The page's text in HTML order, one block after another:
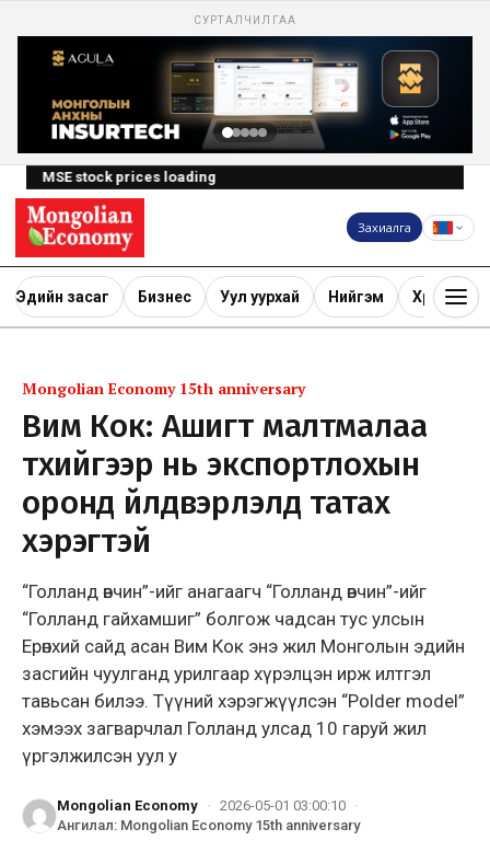
СУРТАЛЧИЛГАА
MSE stock prices loading
Захиалга
Эдийн засаг Бизнес Уул уурхай Нийгэм Хөрөнгө
Mongolian Economy 15th anniversary
Вим Кок: Ашигт малтмалаа
түүхийгээр нь экспортлохын
оронд үйлдвэрлэлд татах
хэрэгтэй
“Голланд өвчин”-ийг анагаагч “Голланд өвчин”-ийг
“Голланд гайхамшиг” болгож чадсан тус улсын
Ерөнхий сайд асан Вим Кок энэ жил Монголын эдийн
засгийн чуулганд урилгаар хүрэлцэн ирж илтгэл
тавьсан билээ. Түүний хэрэгжүүлсэн “Polder model”
хэмээх загварчлал Голланд улсад 10 гаруй жил
үргэлжилсэн уул у
Mongolian Economy · 2026-05-01 03:00:10 ·
Ангилал: Mongolian Economy 15th anniversary